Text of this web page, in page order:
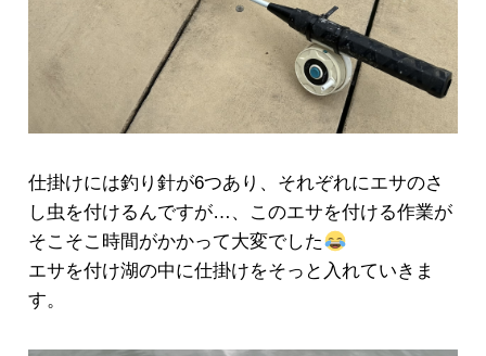
仕掛けには釣り針が6つあり、それぞれにエサのさ
し虫を付けるんですが…、このエサを付ける作業が
そこそこ時間がかかって大変でした
エサを付け湖の中に仕掛けをそっと入れていきま
す。